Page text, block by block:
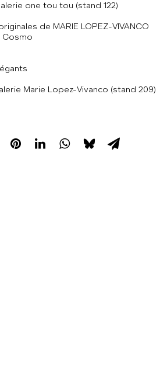
one tou tou (stand 122)
de MARIE LOPEZ-VIVANCO
Cosmo
Marie Lopez-Vivanco (stand 209)